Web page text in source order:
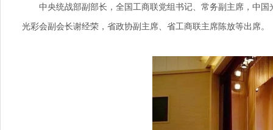
中央统战部副部长，全国工商联党组书记、常务副主席，中国
光彩会副会长谢经荣，省政协副主席、省工商联主席陈放等出席。